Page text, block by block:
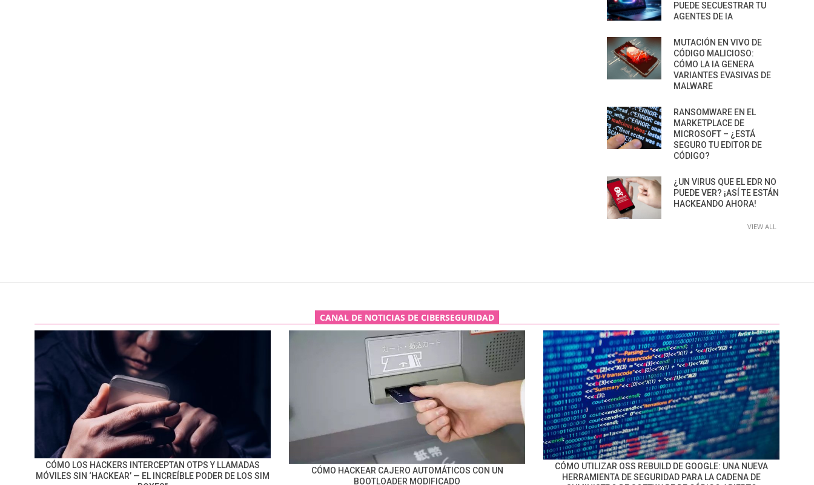
PUEDE SECUESTRAR TU
AGENTES DE IA
MUTACIÓN EN VIVO DE
CÓDIGO MALICIOSO:
CÓMO LA IA GENERA
VARIANTES EVASIVAS DE
MALWARE
RANSOMWARE EN EL
MARKETPLACE DE
MICROSOFT – ¿ESTÁ
SEGURO TU EDITOR DE
CÓDIGO?
¿UN VIRUS QUE EL EDR NO
PUEDE VER? ¡ASÍ TE ESTÁN
HACKEANDO AHORA!
VIEW ALL
CANAL DE NOTICIAS DE CIBERSEGURIDAD
CÓMO LOS HACKERS INTERCEPTAN OTPS Y LLAMADAS
MÓVILES SIN ‘HACKEAR’ — EL INCREÍBLE PODER DE LOS SIM
CÓMO HACKEAR CAJERO AUTOMÁTICOS CON UN
BOOTLOADER MODIFICADO
CÓMO UTILIZAR OSS REBUILD DE GOOGLE: UNA NUEVA
HERRAMIENTA DE SEGURIDAD PARA LA CADENA DE